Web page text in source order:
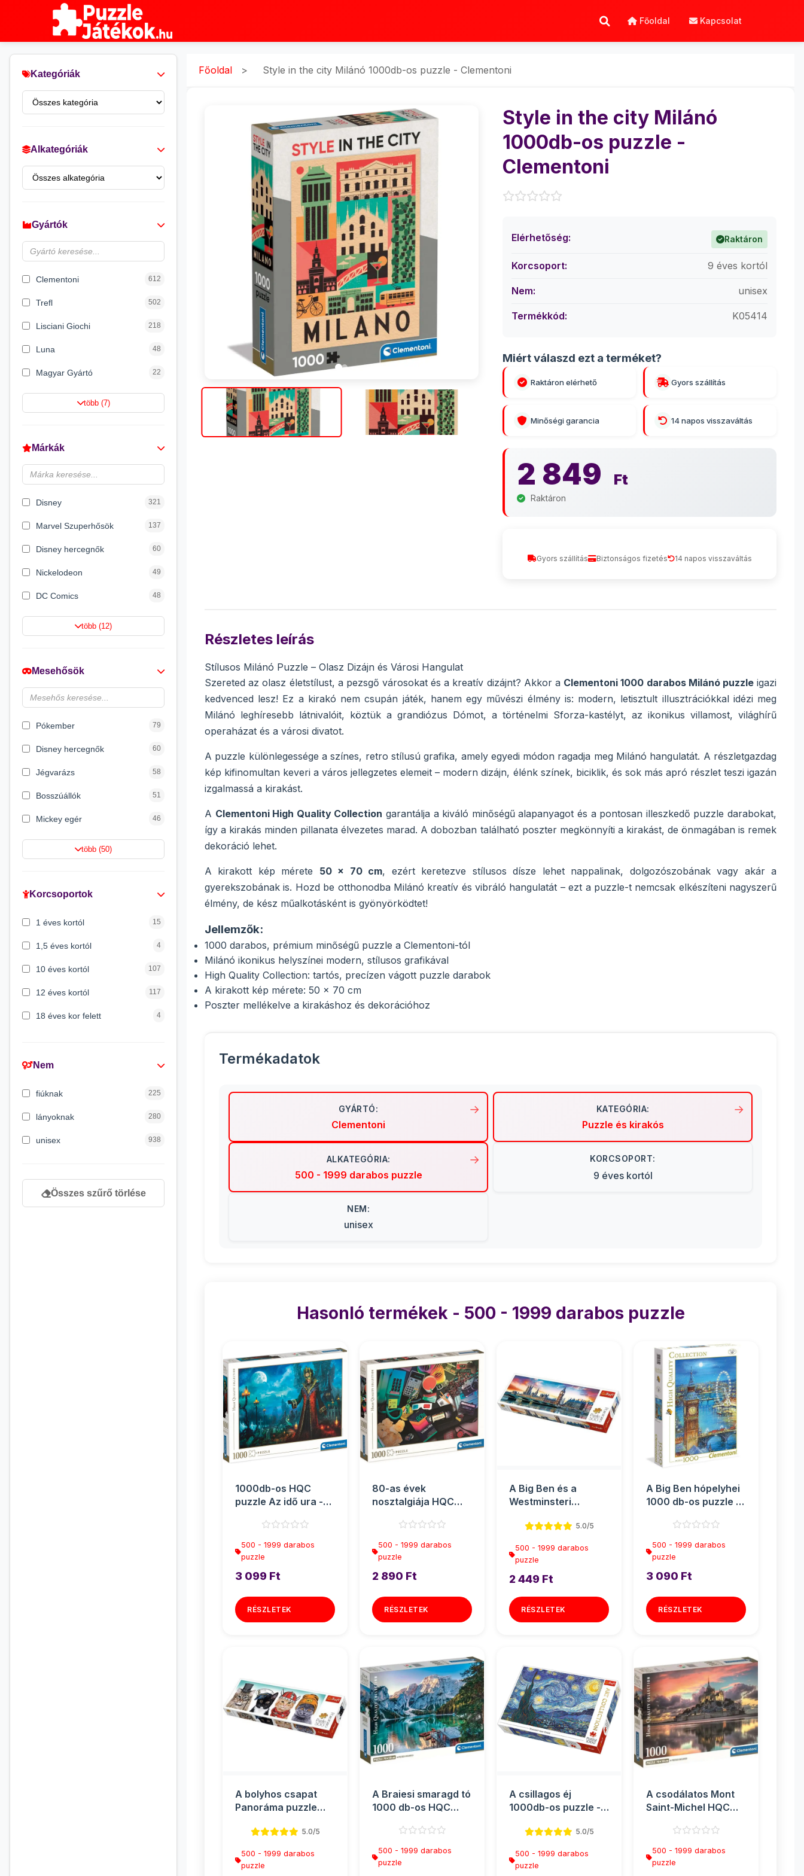
Főoldal Kapcsolat
Kategóriák
Alkategóriák
Gyártók
Clementoni 612
Trefl 502
Lisciani Giochi 218
Luna 48
Magyar Gyártó 22
Spin Master 16
Flair Toys
Zikin 2
több (7)
Márkák
Disney 321
Marvel Szuperhősök 137
Disney hercegnők 60
Nickelodeon 49
DC Comics 48
Netflix 42
Jurassic World
HotWheels 12
több (12)
Mesehősök
Pókember 79
Disney hercegnők 60
Jégvarázs 58
Bosszúállók 51
Mickey egér 46
Lilo és Stitch 43
Gabi babaháza
több (50)
Korcsoportok
1 éves kortól 15
1,5 éves kortól 4
10 éves kortól 107
12 éves kortól 117
18 éves kor felett 4
3 éves kortól 309
7 éves kortól 67
Nem
fiúknak 225
lányoknak 280
unisex 938
Összes szűrő törlése
Főoldal > Style in the city Milánó 1000db-os puzzle - Clementoni
Style in the city Milánó
1000db-os puzzle -
Clementoni
Elérhetőség: Raktáron
Korcsoport: 9 éves kortól
Nem: unisex
Termékkód: K05414
Miért válaszd ezt a terméket?
Raktáron elérhető Gyors szállítás
Minőségi garancia 14 napos visszaváltás
2 849 Ft
Raktáron
Gyors szállítás Biztonságos fizetés 14 napos visszaváltás
Részletes leírás
Stílusos Milánó Puzzle – Olasz Dizájn és Városi Hangulat
Szereted az olasz életstílust, a pezsgő városokat és a kreatív dizájnt? Akkor a Clementoni 1000 darabos Milánó puzzleigazi
kedvenced lesz! Ez a kirakó nem csupán játék, hanem egy művészi élmény is: modern, letisztult illusztrációkkal idézi meg
Milánó leghíresebb látnivalóit, köztük a grandiózus Dómot, a történelmi Sforza-kastélyt, az ikonikus villamost, világhírű
operaházat és a városi divatot.
A puzzle különlegessége a színes, retro stílusú grafika, amely egyedi módon ragadja meg Milánó hangulatát. A részletgazdag
kép kifinomultan keveri a város jellegzetes elemeit – modern dizájn, élénk színek, biciklik, és sok más apró részlet teszi igazán
izgalmassá a kirakást.
A Clementoni High Quality Collection garantálja a kiváló minőségű alapanyagot és a pontosan illeszkedő puzzle darabokat,
így a kirakás minden pillanata élvezetes marad. A dobozban található poszter megkönnyíti a kirakást, de önmagában is remek
dekoráció lehet.
A kirakott kép mérete 50 x 70 cm, ezért keretezve stílusos dísze lehet nappalinak, dolgozószobának vagy akár a
gyerekszobának is. Hozd be otthonodba Milánó kreatív és vibráló hangulatát – ezt a puzzle-t nemcsak elkészíteni nagyszerű
élmény, de kész műalkotásként is gyönyörködtet!
Jellemzők:
1000 darabos, prémium minőségű puzzle a Clementoni-tól
Milánó ikonikus helyszínei modern, stílusos grafikával
High Quality Collection: tartós, precízen vágott puzzle darabok
A kirakott kép mérete: 50 x 70 cm
Poszter mellékelve a kirakáshoz és dekorációhoz
Termékadatok
GYÁRTÓ:
Clementoni
KATEGÓRIA:
Puzzle és kirakós
ALKATEGÓRIA:
500 - 1999 darabos puzzle
KORCSOPORT:
9 éves kortól
NEM:
unisex
Hasonló termékek - 500 - 1999 darabos puzzle
1000db-os HQC
puzzle Az idő ura -
500 - 1999 darabos
puzzle
3 099 Ft
RÉSZLETEK
80-as évek
nosztalgiája HQC
Clementoni
500 - 1999 darabos
puzzle
2 890 Ft
RÉSZLETEK
A Big Ben és a
Westminsteri
Panoráma puz...5.0/5
500 - 1999 darabos
puzzle
2 449 Ft
RÉSZLETEK
A Big Ben hópelyhei
1000 db-os puzzle -
500 - 1999 darabos
puzzle
3 090 Ft
RÉSZLETEK
A bolyhos csapat
Panoráma puzzle
5.0/5
500 - 1999 darabos
puzzle
A Braiesi smaragd tó
1000 db-os HQC
500 - 1999 darabos
puzzle
A csillagos éj
1000db-os puzzle -
5.0/5
500 - 1999 darabos
puzzle
A csodálatos Mont
Saint-Michel HQC
poszter...
500 - 1999 darabos
puzzle